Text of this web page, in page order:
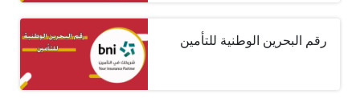
رقم البحرين الوطنية للتأمين